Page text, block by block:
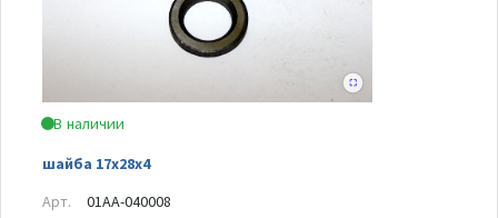
В наличии
шайба 17x28x4
Арт.
01AA-040008